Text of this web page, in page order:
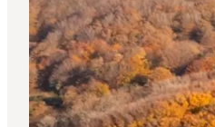
Parret
Livsnyderen
Motionisten
DET SKER
KORT OG FOLDERE